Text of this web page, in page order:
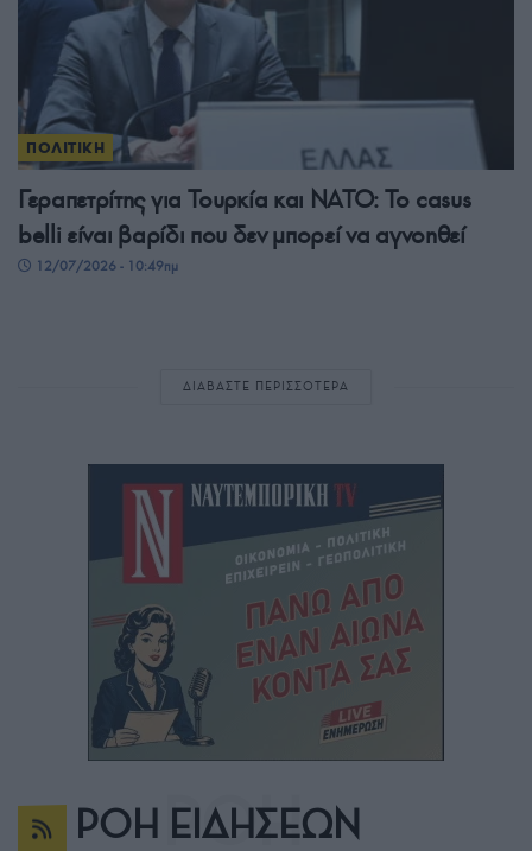
ΠΟΛΙΤΙΚΗ
Γεραπετρίτης για Τουρκία και ΝΑΤΟ: Το casus
belli είναι βαρίδι που δεν μπορεί να αγνοηθεί
12/07/2026 - 10:49πμ
ΔΙΑΒΑΣΤΕ ΠΕΡΙΣΣΟΤΕΡΑ
ΡΟΗ ΕΙΔΗΣΕΩΝ